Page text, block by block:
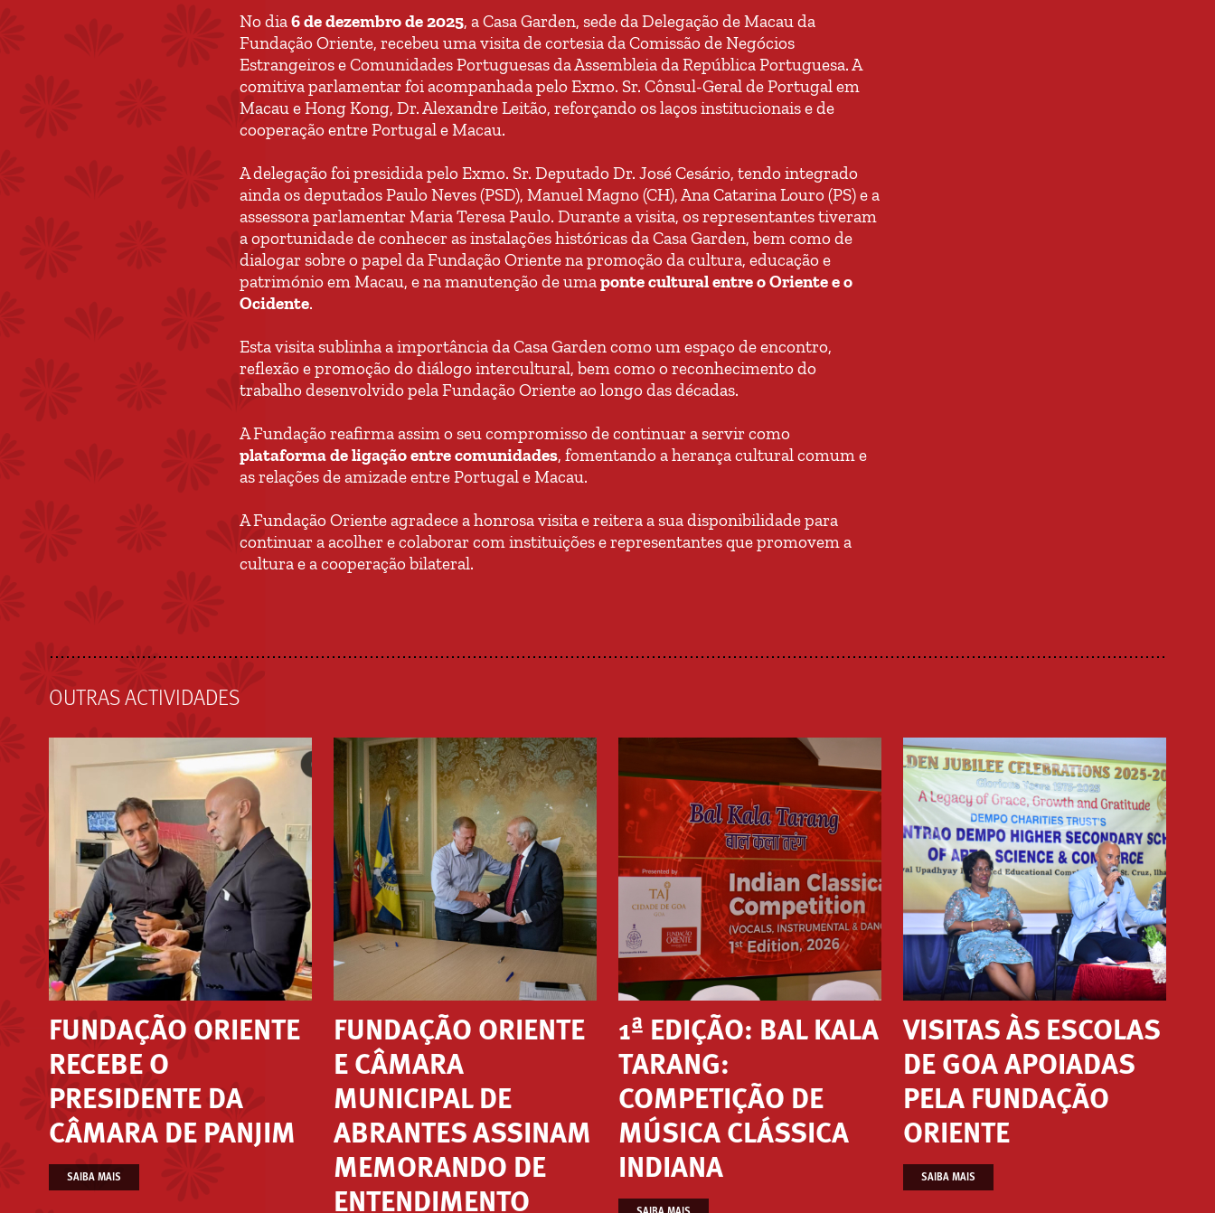
No dia6 de dezembro de 2025, a Casa Garden, sede da Delegação de Macau da
Fundação Oriente, recebeu uma visita de cortesia da Comissão de Negócios
Estrangeiros e Comunidades Portuguesas da Assembleia da República Portuguesa. A
comitiva parlamentar foi acompanhada pelo Exmo. Sr. Cônsul-Geral de Portugal em
Macau e Hong Kong, Dr. Alexandre Leitão, reforçando os laços institucionais e de
cooperação entre Portugal e Macau.
A delegação foi presidida pelo Exmo. Sr. Deputado Dr. José Cesário, tendo integrado
ainda os deputados Paulo Neves (PSD), Manuel Magno (CH), Ana Catarina Louro (PS) e a
assessora parlamentar Maria Teresa Paulo. Durante a visita, os representantes tiveram
a oportunidade de conhecer as instalações históricas da Casa Garden, bem como de
dialogar sobre o papel da Fundação Oriente na promoção da cultura, educação e
património em Macau, e na manutenção de umaponte cultural entre o Oriente e o
Ocidente.
Esta visita sublinha a importância da Casa Garden como um espaço de encontro,
reflexão e promoção do diálogo intercultural, bem como o reconhecimento do
trabalho desenvolvido pela Fundação Oriente ao longo das décadas.
A Fundação reafirma assim o seu compromisso de continuar a servir como
plataforma de ligação entre comunidades, fomentando a herança cultural comum e
as relações de amizade entre Portugal e Macau.
A Fundação Oriente agradece a honrosa visita e reitera a sua disponibilidade para
continuar a acolher e colaborar com instituições e representantes que promovem a
cultura e a cooperação bilateral.
OUTRAS ACTIVIDADES
FUNDAÇÃO ORIENTE
RECEBE O
PRESIDENTE DA
CÂMARA DE PANJIM
SAIBA MAIS
FUNDAÇÃO ORIENTE
E CÂMARA
MUNICIPAL DE
ABRANTES ASSINAM
MEMORANDO DE
ENTENDIMENTO
1ª EDIÇÃO: BAL KALA
TARANG:
COMPETIÇÃO DE
MÚSICA CLÁSSICA
INDIANA
VISITAS ÀS ESCOLAS
DE GOA APOIADAS
PELA FUNDAÇÃO
ORIENTE
SAIBA MAIS